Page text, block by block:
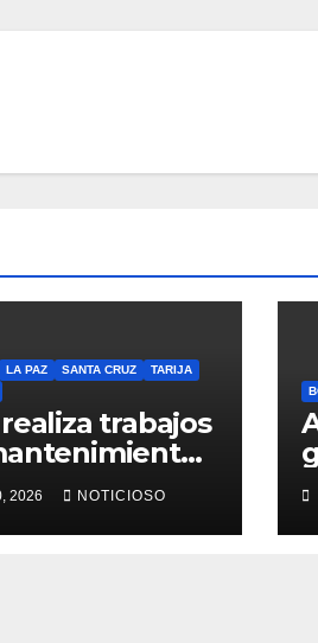
LA PAZ SANTA CRUZ
TARIJA
trabajos
vial
ruta a los
cruceños
2026 NOTICIOSO